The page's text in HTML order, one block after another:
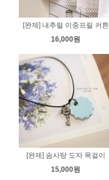
[완제] 내추럴 이중프릴 커튼
16,000원
[완제] 솜사탕 도자 목걸이
15,000원